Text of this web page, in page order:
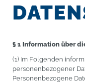
§ 1 Information über
(1) Im Folgenden
personenbezogener
Personenbezogene